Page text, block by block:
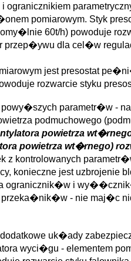
i ogranicznikiem
pomiarowym. Styk
60t/h) powoduje
przep�ywu dla cel�w
jest presostat
rozwarcie styku
parametr�w
podmuchowego
powietrza
powietrza wt�rnego)
z kontrolowanych
konieczne jest uzbrojenie
ogranicznik�w i
- nie maj�c nic
uk�ady
wyci�gu - elementem